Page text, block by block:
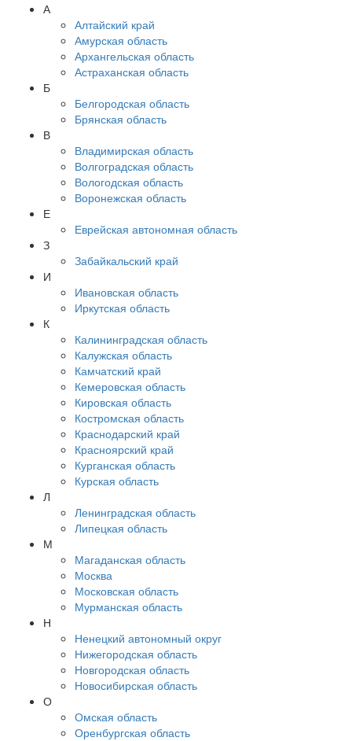
А
Алтайский край
Амурская область
Архангельская область
Астраханская область
Б
Белгородская область
Брянская область
В
Владимирская область
Волгоградская область
Вологодская область
Воронежская область
Е
Еврейская автономная область
З
Забайкальский край
И
Ивановская область
Иркутская область
К
Калининградская область
Калужская область
Камчатский край
Кемеровская область
Кировская область
Костромская область
Краснодарский край
Красноярский край
Курганская область
Курская область
Л
Ленинградская область
Липецкая область
М
Магаданская область
Москва
Московская область
Мурманская область
Н
Ненецкий автономный округ
Нижегородская область
Новгородская область
Новосибирская область
О
Омская область
Оренбургская область